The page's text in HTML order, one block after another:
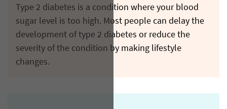
Type 2 diabetes is a condition where your blood
sugar level is too high. Most people can delay the
development of type 2 diabetes or reduce the
severity of the condition by making lifestyle
changes.